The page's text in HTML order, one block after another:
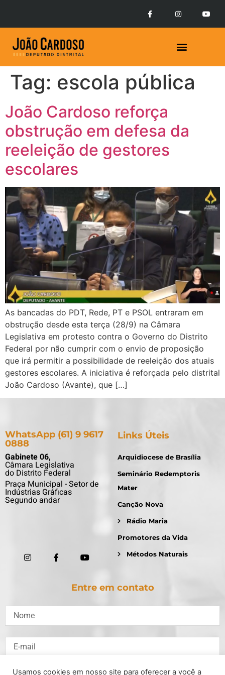
Tag: escola pública
João Cardoso reforça
obstrução em defesa da
reeleição de gestores
escolares
As bancadas do PDT, Rede, PT e PSOL entraram em
obstrução desde esta terça (28/9) na Câmara
Legislativa em protesto contra o Governo do Distrito
Federal por não cumprir com o envio de proposição
que irá permitir a possibilidade de reeleição dos atuais
gestores escolares. A iniciativa é reforçada pelo distrital
João Cardoso (Avante), que […]
WhatsApp (61) 9 9617
0888
Gabinete 06,
Câmara Legislativa
do Distrito Federal
Praça Municipal - Setor de
Indústrias Gráficas
Segundo andar
Links Úteis
Arquidiocese de Brasília
Seminário Redemptoris
Mater
Canção Nova
Rádio Maria
Promotores da Vida
Métodos Naturais
Entre em contato
Usamos cookies em nosso site para oferecer a você a